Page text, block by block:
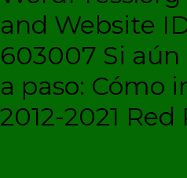
and Website
603007 Si
a paso: Cómo
2012-2021